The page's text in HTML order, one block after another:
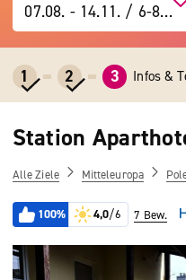
07.08. -14.11. / 6-8 Tage
1 2 3 Infos &
Station
Alle Ziele Mitteleuropa
100% 4,0/6 7 Bew.